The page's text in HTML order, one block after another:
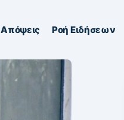
Απόψεις Ροή Ειδήσεων